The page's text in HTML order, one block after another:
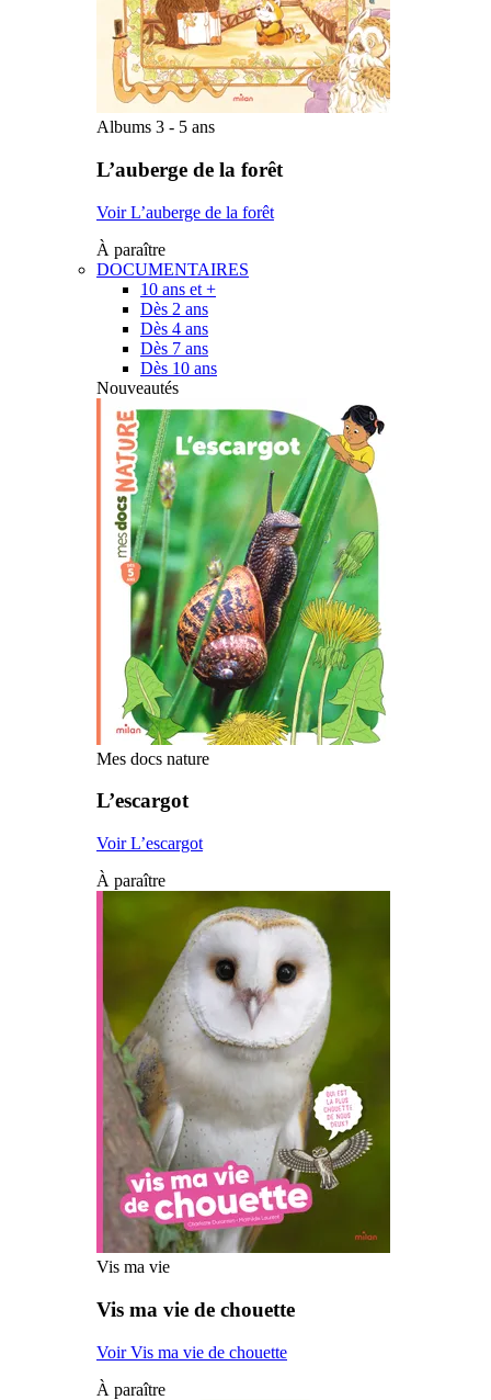
Albums 3 - 5 ans
L’auberge de la forêt
Voir L’auberge de la forêt
À paraître
DOCUMENTAIRES
10 ans et +
Dès 2 ans
Dès 4 ans
Dès 7 ans
Dès 10 ans
Nouveautés
Mes docs nature
L’escargot
Voir L’escargot
À paraître
Vis ma vie
Vis ma vie de chouette
Voir Vis ma vie de chouette
À paraître